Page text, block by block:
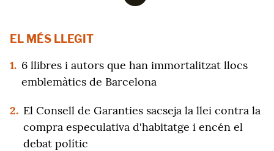
EL MÉS LLEGIT
1. 6 llibres i autors que han immortalitzat llocs
emblemàtics de Barcelona
2. El Consell de Garanties sacseja la llei contra la
compra especulativa d'habitatge i encén el
debat polític